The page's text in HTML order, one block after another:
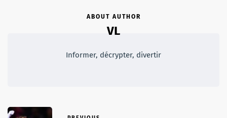
ABOUT AUTHOR
VL
Informer, décrypter, divertir